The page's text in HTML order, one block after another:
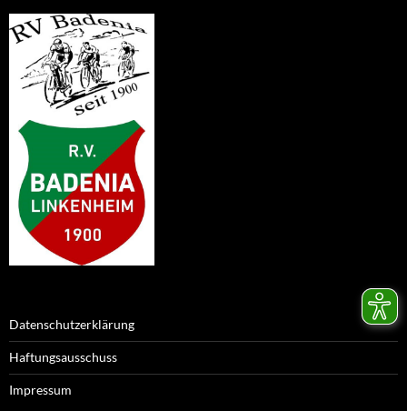
Datenschutzerklärung
Haftungsausschuss
Impressum